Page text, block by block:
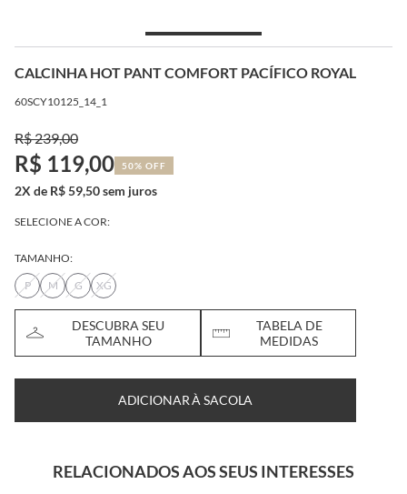
CALCINHA HOT PANT COMFORT PACÍFICO ROYAL
60SCY10125_14_1
R$ 239,00
R$ 119,00 50% OFF
2X de R$ 59,50 sem juros
SELECIONE A COR:
TAMANHO:
P
M G XG
DESCUBRA SEU
TAMANHO
TABELA DE
MEDIDAS
ADICIONAR À SACOLA
RELACIONADOS AOS SEUS INTERESSES